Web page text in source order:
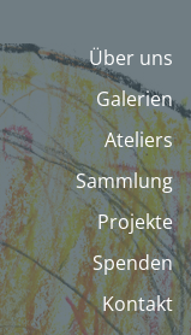
Über uns
Galerien
Ateliers
Sammlung
Projekte
Spenden
Kontakt